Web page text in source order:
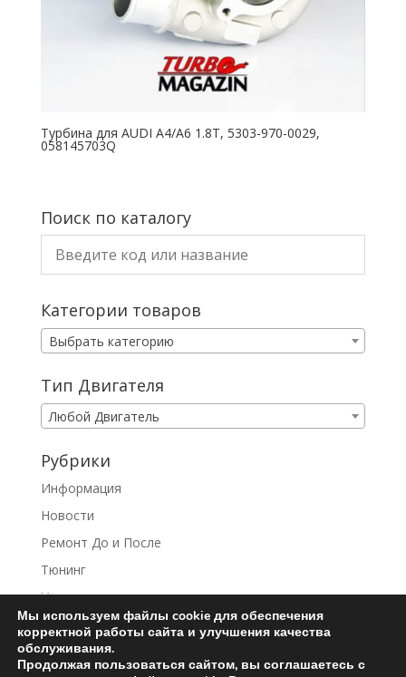
Турбина для AUDI A4/A6 1.8T, 5303-970-0029,
058145703Q
Поиск по каталогу
Категории товаров
Выбрать категорию
Тип Двигателя
Любой Двигатель
Рубрики
Информация
Новости
Ремонт До и После
Тюнинг
Услуги
Мы используем файлы cookie для обеспечения
корректной работы сайта и улучшения качества
обслуживания.
Продолжая пользоваться сайтом, вы соглашаетесь с